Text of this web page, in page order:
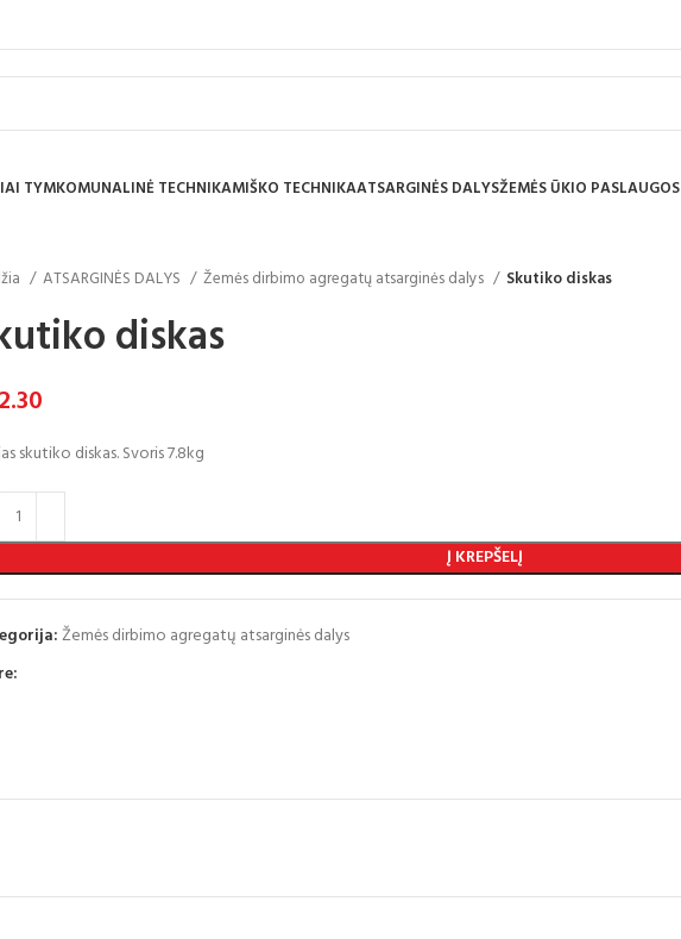
TYMKOMUNALINĖ TECHNIKAMIŠKO TECHNIKAATSARGINĖS DALYSŽEMĖS ŪKIO PASLAUGOS
ATSARGINĖS DALYS Žemės dirbimo agregatų atsarginės dalys Skutiko diskas
diskas
skutiko diskas. Svoris 7.8kg
Į KREPŠELĮ
Žemės dirbimo agregatų atsarginės dalys